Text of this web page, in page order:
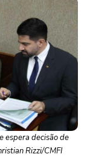
espera decisão de
Rizzi/CMFI